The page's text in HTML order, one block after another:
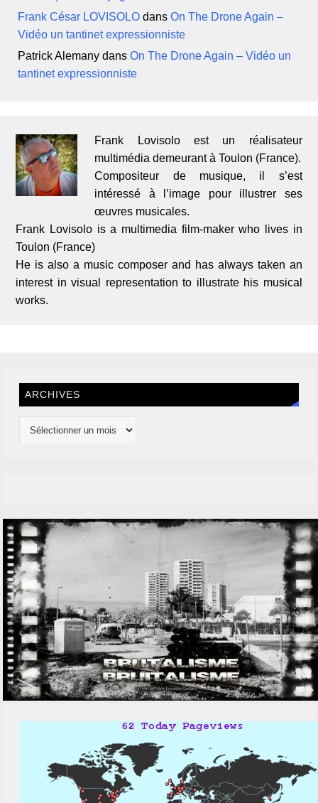
Frank César LOVISOLO dansOn The Drone Again –
Vidéo un tantinet expressionniste
Patrick Alemany dansOn The Drone Again – Vidéo un
tantinet expressionniste
Frank Lovisolo est un réalisateur
multimédia demeurant à Toulon (France).
Compositeur de musique, il s’est
intéressé à l’image pour illustrer ses
œuvres musicales.
Frank Lovisolo is a multimedia film-maker who lives in
Toulon (France)
He is also a music composer and has always taken an
interest in visual representation to illustrate his musical
works.
ARCHIVES